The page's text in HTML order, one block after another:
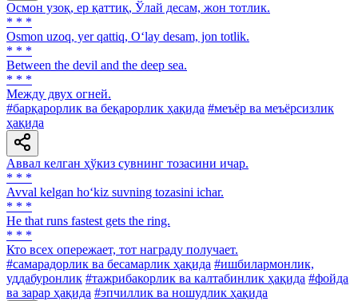
Осмон узоқ, ер қаттиқ, Ўлай десам, жон тотлик.
* * *
Osmon uzoq, yer qattiq, O‘lay desam, jon totlik.
* * *
Between the devil and the deep sea.
* * *
Между двух огней.
#барқарорлик ва беқарорлик ҳақида #меъёр ва меъёрсизлик
ҳақида
Аввал келган ҳўкиз сувнинг тозасини ичар.
* * *
Avval kelgan ho‘kiz suvning tozasini ichar.
* * *
Не that runs fastest gets the ring.
* * *
Кто всех опережает, тот награду получает.
#самарадорлик ва бесамарлик ҳақида #ишбилармонлик,
уддабуронлик #тажрибакорлик ва калтабинлик ҳақида #фойда
ва зарар ҳақида #эпчиллик ва ношудлик ҳақида